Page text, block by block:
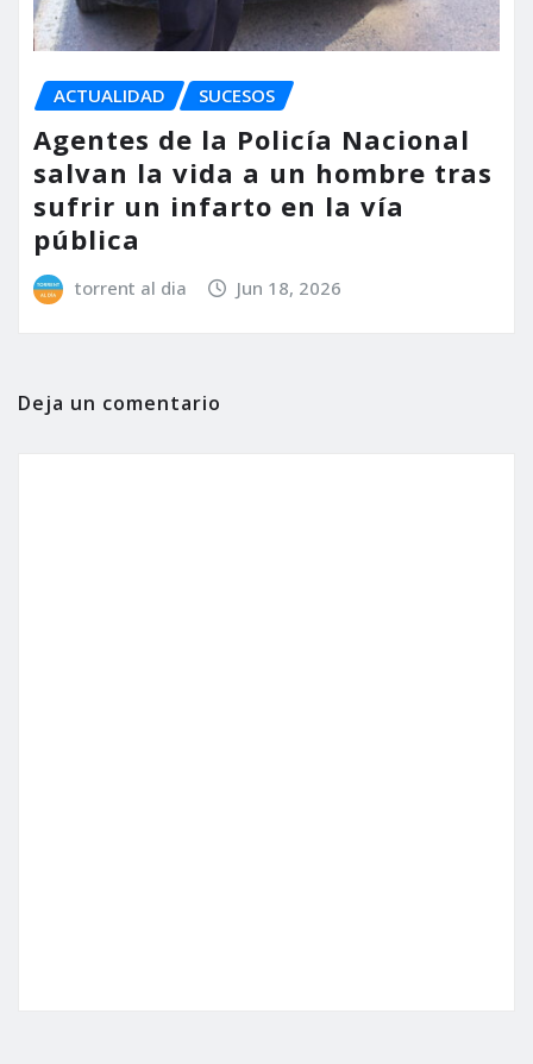
ACTUALIDAD SUCESOS
Agentes de la Policía Nacional
salvan la vida a un hombre tras
sufrir un infarto en la vía
pública
torrent al dia Jun 18, 2026
Deja un comentario